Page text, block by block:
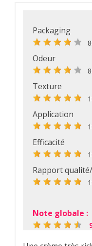
Packaging
Odeur
Texture
Application
Efficacité
Rapport
Note globale :